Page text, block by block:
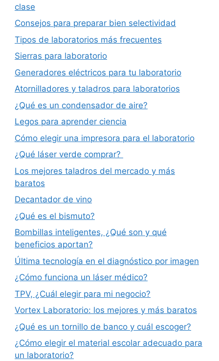
clase
Consejos para preparar bien selectividad
Tipos de laboratorios más frecuentes
Sierras para laboratorio
Generadores eléctricos para tu laboratorio
Atornilladores y taladros para laboratorios
¿Qué es un condensador de aire?
Legos para aprender ciencia
Cómo elegir una impresora para el laboratorio
¿Qué láser verde comprar?
Los mejores taladros del mercado y más
baratos
Decantador de vino
¿Qué es el bismuto?
Bombillas inteligentes, ¿Qué son y qué
beneficios aportan?
Última tecnología en el diagnóstico por imagen
¿Cómo funciona un láser médico?
TPV, ¿Cuál elegir para mi negocio?
Vortex Laboratorio: los mejores y más baratos
¿Qué es un tornillo de banco y cuál escoger?
¿Cómo elegir el material escolar adecuado para
un laboratorio?